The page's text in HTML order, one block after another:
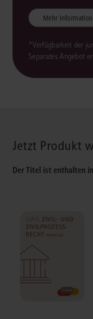
Mehr
*Verfügbarkeit der
Separates Angebot
Jetzt Produkt
Der Titel ist enthalten